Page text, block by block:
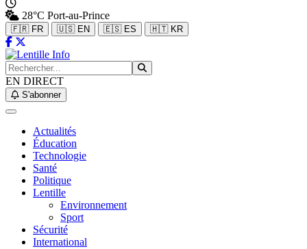
28°C Port-au-Prince
🇫🇷 FR 🇺🇸 EN 🇪🇸 ES 🇭🇹 KR
EN DIRECT
S'abonner
Actualités
Éducation
Technologie
Santé
Politique
Lentille
Environnement
Sport
Sécurité
International